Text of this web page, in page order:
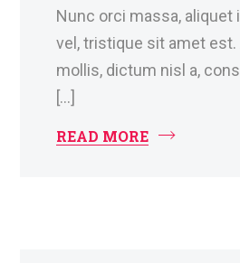
Nunc orci massa, aliquet
vel, tristique sit amet
mollis, dictum nisl a,
[…]
READ MORE